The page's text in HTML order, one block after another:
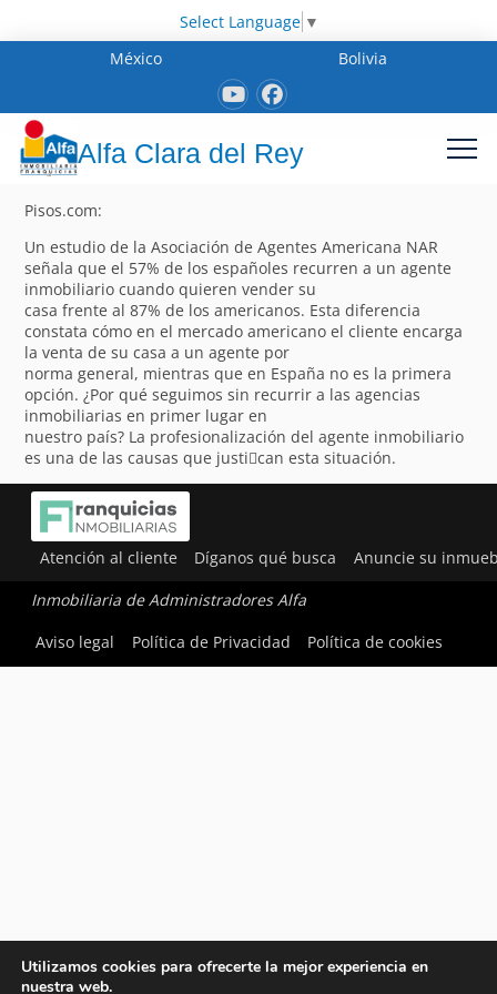
Select Language ▼
México
Bolivia
Alfa Clara del Rey
Pisos.com:
Un estudio de la Asociación de Agentes Americana NAR
señala que el 57% de los españoles recurren a un agente
inmobiliario cuando quieren vender su
casa frente al 87% de los americanos. Esta diferencia
constata cómo en el mercado americano el cliente encarga
la venta de su casa a un agente por
norma general, mientras que en España no es la primera
opción. ¿Por qué seguimos sin recurrir a las agencias
inmobiliarias en primer lugar en
nuestro país? La profesionalización del agente inmobiliario
es una de las causas que justi􀁽can esta situación.
Atención al cliente Díganos qué busca Anuncie su
Inmobiliaria de Administradores Alfa
Aviso legal
Política de Privacidad Política de cookies
Utilizamos cookies para ofrecerte la mejor experiencia en
nuestra web.